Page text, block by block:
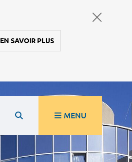
EN SAVOIR PLUS
MENU